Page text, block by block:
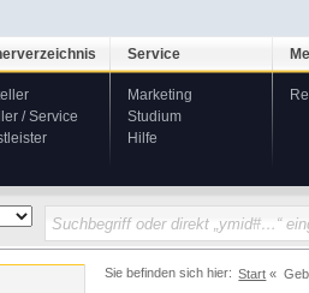
/ Service
Service
Marketing
Studium
Hilfe
Sie befinden sich hier: Start